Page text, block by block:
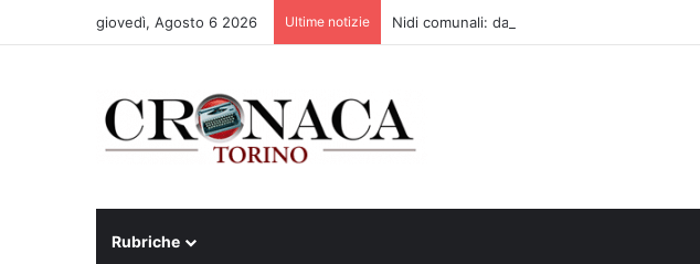
giovedì, Agosto 6 2026 Ultime notizie Nidi comunali: dalla Regione 1,5 milioni di
Rubriche